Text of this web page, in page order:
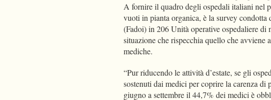
A fornire il quadro degli ospedali italiani nel
vuoti in pianta organica, è la survey
(Fadoi) in 206 Unità operative ospedaliere
situazione che rispecchia quello che avviene
mediche.
“Pur riducendo le attività d’estate, se gli
sostenuti dai medici per coprire la carenza di
giugno a settembre il 44,7% dei medici è